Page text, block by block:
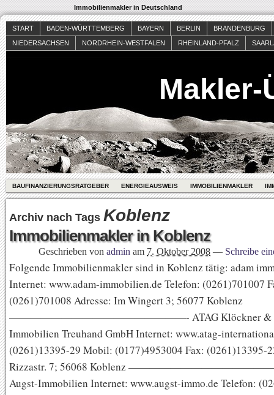
Immobilienmakler in Deutschland
START BADEN-WÜRTTEMBERG BAYERN BERLIN
BRANDENBURG
NIEDERSACHSEN
NORDRHEIN-WESTFALEN RHEINLAND-PFALZ
Makler-
BAUFINANZIERUNGSRATGEBER ENERGIEAUSWEIS IMMOBILIENMAKLER
Archiv nach Tags Koblenz
Immobilienmakler in Koblenz
Geschrieben von admin am 7. Oktober 2008 — Schreibe
Folgende Immobilienmakler sind in Koblenz tätig: adam
Internet: www.adam-immobilien.de Telefon: (0261)701007
(0261)701008 Adresse: Im Wingert 3; 56077 Koblenz
—————————————————- ATAG Klöckner &
Immobilien Treuhand GmbH Internet: www.atag-
(0261)13395-29 Mobil: (0177)4953004 Fax: (0261)13395-
Rizzastr. 7; 56068 Koblenz
Augst-Immobilien Internet: www.augst-immo.de Telefon: